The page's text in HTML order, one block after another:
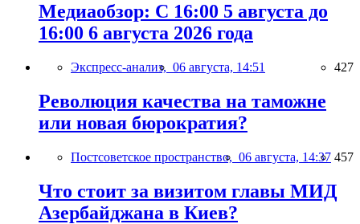
Медиаобзор: С 16:00 5 августа до
16:00 6 августа 2026 года
Экспресс-анализ, 06 августа, 14:51 427
Революция качества на таможне
или новая бюрократия?
Постсоветское пространство, 06 августа, 14:37 457
Что стоит за визитом главы МИД
Азербайджана в Киев?